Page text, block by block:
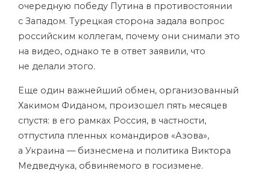
очередную победу Путина в противостоянии
с Западом. Турецкая сторона задала вопрос
российским коллегам, почему они снимали это
на видео, однако те в ответ заявили, что
не делали этого.
Еще один важнейший обмен, организованный
Хакимом Фиданом, произошел пять месяцев
спустя: в его рамках Россия, в частности,
отпустила пленных командиров «Азова»,
а Украина — бизнесмена и политика Виктора
Медведчука, обвиняемого в госизмене.